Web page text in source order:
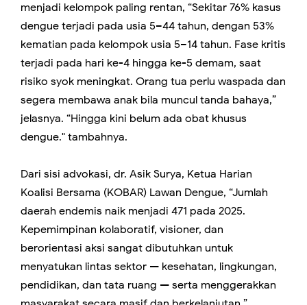
menjadi kelompok paling rentan, “Sekitar 76% kasus
dengue terjadi pada usia 5–44 tahun, dengan 53%
kematian pada kelompok usia 5–14 tahun. Fase kritis
terjadi pada hari ke-4 hingga ke-5 demam, saat
risiko syok meningkat. Orang tua perlu waspada dan
segera membawa anak bila muncul tanda bahaya,”
jelasnya. “Hingga kini belum ada obat khusus
dengue." tambahnya.
Dari sisi advokasi, dr. Asik Surya, Ketua Harian
Koalisi Bersama (KOBAR) Lawan Dengue, “Jumlah
daerah endemis naik menjadi 471 pada 2025.
Kepemimpinan kolaboratif, visioner, dan
berorientasi aksi sangat dibutuhkan untuk
menyatukan lintas sektor — kesehatan, lingkungan,
pendidikan, dan tata ruang — serta menggerakkan